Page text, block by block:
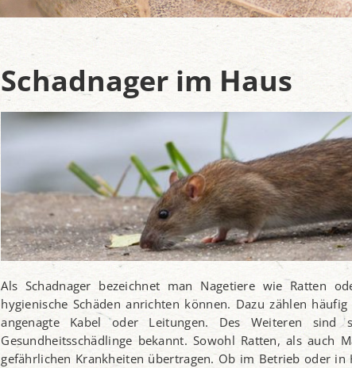
Schadnager im Haus
Als Schadnager bezeichnet man Nagetiere wie Ratten
hygienische Schäden anrichten können. Dazu zählen
angenagte Kabel oder Leitungen. Des Weiteren sind
Gesundheitsschädlinge bekannt. Sowohl Ratten, als auch
gefährlichen Krankheiten übertragen. Ob im Betrieb oder in